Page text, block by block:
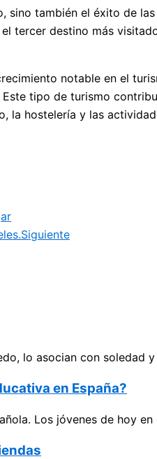
sino también el éxito de
tercer destino más
notable en el
tipo de turismo
hostelería y las
Siguiente
lo asocian con soledad
en España?
Los jóvenes de hoy